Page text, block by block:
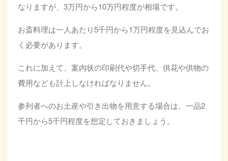
なりますが、3万円から10万円程度が相場です。
お斎料理は一人あたり5千円から1万円程度を見込んでお
く必要があります。
これに加えて、案内状の印刷代や切手代、供花や供物の
費用なども計上しなければなりません。
参列者へのお土産や引き出物を用意する場合は、一品2
千円から5千円程度を想定しておきましょう。